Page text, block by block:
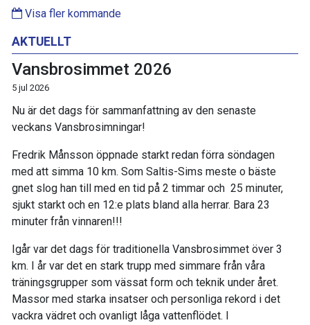
Visa fler kommande
AKTUELLT
Vansbrosimmet 2026
5 jul 2026
Nu är det dags för sammanfattning av den senaste
veckans Vansbrosimningar!
Fredrik Månsson öppnade starkt redan förra söndagen
med att simma 10 km. Som Saltis-Sims meste o bäste
gnet slog han till med en tid på 2 timmar och 25 minuter,
sjukt starkt och en 12:e plats bland alla herrar. Bara 23
minuter från vinnaren!!!
Igår var det dags för traditionella Vansbrosimmet över 3
km. I år var det en stark trupp med simmare från våra
träningsgrupper som vässat form och teknik under året.
Massor med starka insatser och personliga rekord i det
vackra vädret och ovanligt låga vattenflödet. I